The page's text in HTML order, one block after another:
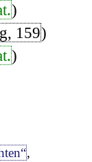
)
159)
)
,